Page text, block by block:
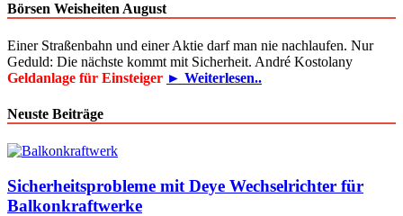
Börsen Weisheiten August
Einer Straßenbahn und einer Aktie darf man nie nachlaufen. Nur
Geduld: Die nächste kommt mit Sicherheit. André Kostolany
Geldanlage für Einsteiger ► Weiterlesen..
Neuste Beiträge
Sicherheitsprobleme mit Deye Wechselrichter für
Balkonkraftwerke